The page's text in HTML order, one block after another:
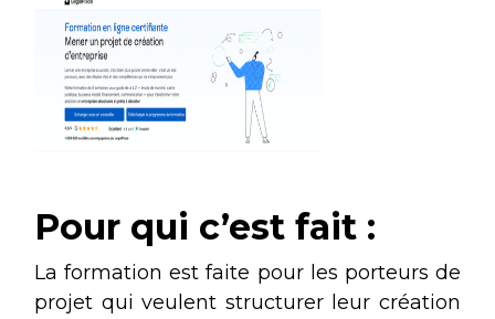
Pour qui c’est fait :
La formation est faite pour les porteurs de
projet qui veulent structurer leur création